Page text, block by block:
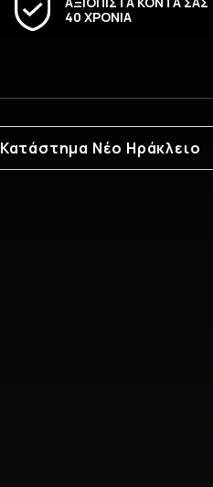
40 ΧΡΟΝΙΑ
Κατάστημα Νέο Ηράκλειο